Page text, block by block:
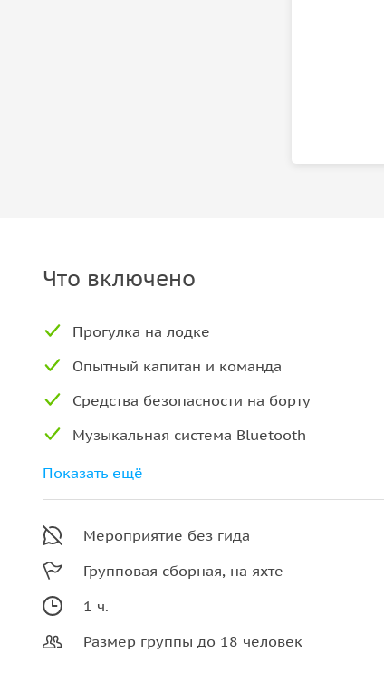
Что включено
Прогулка на лодке
Опытный капитан и команда
Средства безопасности на борту
Музыкальная система Bluetooth
Туалет и душ
Бесплатная бутилированная вода и лед
Показать ещё
Мероприятие без гида
Групповая сборная, на яхте
1 ч.
Размер группы до 18 человек